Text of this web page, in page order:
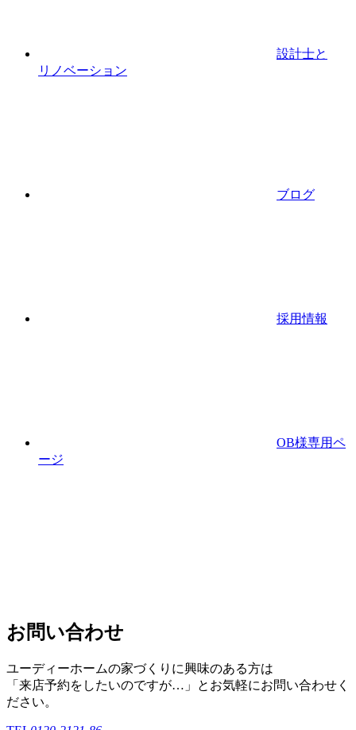
設計士と
リノベーション
ブログ
採用情報
OB様専用ペ
ージ
お問い合わせ
ユーディーホームの家づくりに興味のある⽅は
「来店予約をしたいのですが…」とお気軽にお問い合わせく
ださい。